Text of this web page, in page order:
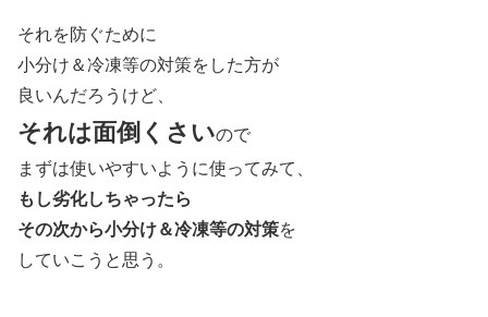
それを防ぐために
小分け＆冷凍等の対策をした方が
良いんだろうけど、
それは面倒くさいので
まずは使いやすいように使ってみて、
もし劣化しちゃったら
その次から小分け＆冷凍等の対策を
していこうと思う。